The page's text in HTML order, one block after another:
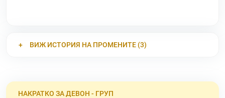
ВИЖ ИСТОРИЯ НА ПРОМЕНИТЕ (3)
НАКРАТКО ЗА ДЕВОН - ГРУП